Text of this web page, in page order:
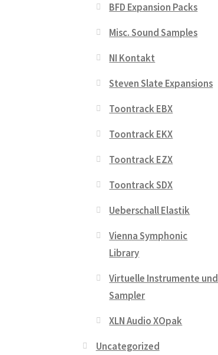
BFD Expansion Packs
Misc. Sound Samples
NI Kontakt
Steven Slate Expansions
Toontrack EBX
Toontrack EKX
Toontrack EZX
Toontrack SDX
Ueberschall Elastik
Vienna Symphonic
Library
Virtuelle Instrumente und
Sampler
XLN Audio XOpak
Uncategorized